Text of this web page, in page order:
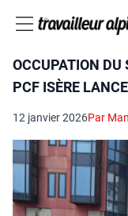
OCCUPATION DU
PCF ISÈRE
12 janvier 2026Par